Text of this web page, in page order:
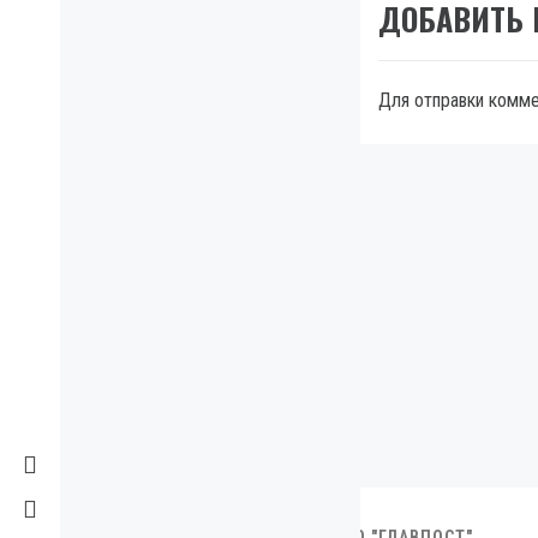
ДОБАВИТЬ
Для отправки